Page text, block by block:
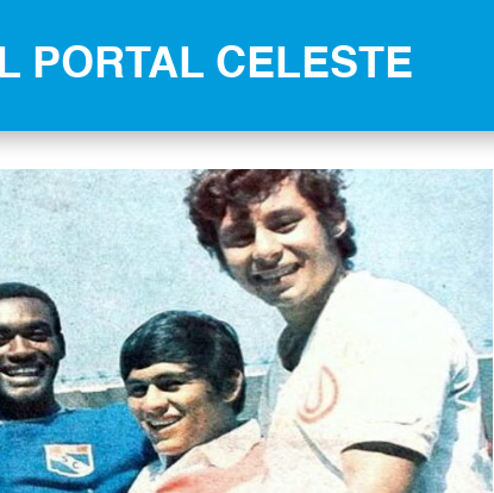
PORTAL CELESTE
de la banda izquierda